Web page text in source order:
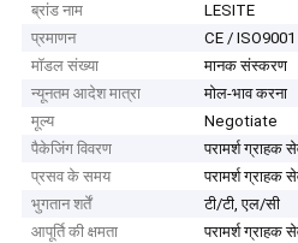
ब्रांड नाम
LESITE
प्रमाणन
CE / ISO9001
मॉडल संख्या
मानक संस्करण
न्यूनतम आदेश मात्रा
मोल-भाव करना
मूल्य
Negotiate
पैकेजिंग विवरण
परामर्श ग्राहक
प्रसव के समय
परामर्श ग्राहक
भुगतान शर्तें
टी/टी, एल/सी
आपूर्ति की क्षमता
परामर्श ग्राहक